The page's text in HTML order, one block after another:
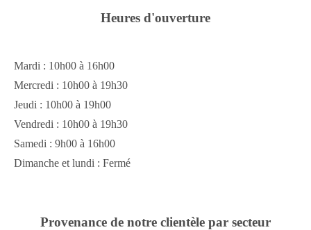
Heures d'ouverture
Mardi : 10h00 à 16h00
Mercredi : 10h00 à 19h30
Jeudi : 10h00 à 19h00
Vendredi : 10h00 à 19h30
Samedi : 9h00 à 16h00
Dimanche et lundi : Fermé
Provenance de notre clientèle par secteur